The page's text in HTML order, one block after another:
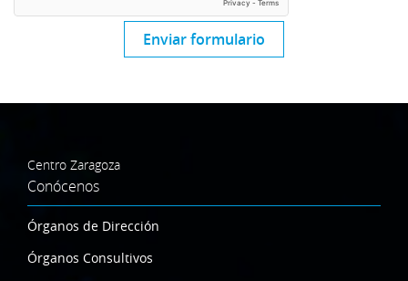
Enviar formulario
Centro Zaragoza
Conócenos
Órganos de Dirección
Órganos Consultivos